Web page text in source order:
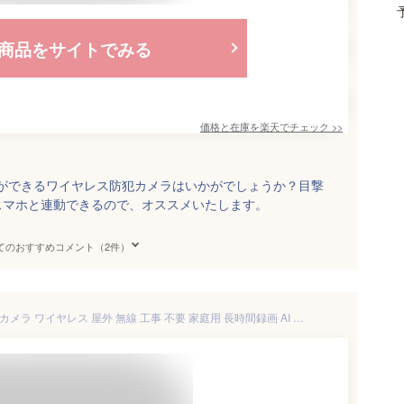
品をサイトでみる
価格と在庫を楽天でチェック >>
きるワイヤレス防犯カメラはいかがでしょうか？目撃
ホと連動できるので、オススメいたします。
のおすすめコメント（2件）